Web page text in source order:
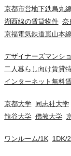
京都市営地下鉄烏丸
湖西線の賃貸物件 奈
京福電気鉄道嵐山本
デザイナーズマンシ
二人暮らし向け賃貸
インターネット無料
京都大学 同志社大学
龍谷大学 佛教大学
ワンルーム/1K 1DK/